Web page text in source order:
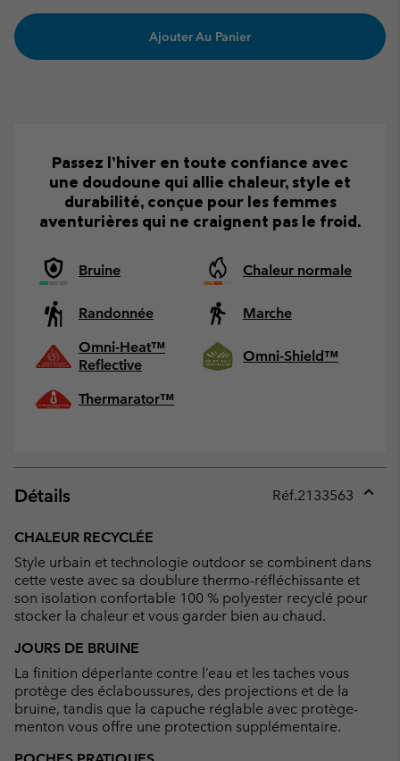
Ajouter Au Panier
Passez l’hiver en toute confiance avec
une doudoune qui allie chaleur, style et
durabilité, conçue pour les femmes
aventurières qui ne craignent pas le froid.
Bruine Chaleur normale
Randonnée
Marche
Omni-Heat™
Reflective
Omni-Shield™
Thermarator™
Détails Réf.2133563
CHALEUR RECYCLÉE
Style urbain et technologie outdoor se combinent dans
cette veste avec sa doublure thermo-réfléchissante et
son isolation confortable 100 % polyester recyclé pour
stocker la chaleur et vous garder bien au chaud.
JOURS DE BRUINE
La finition déperlante contre l’eau et les taches vous
protège des éclaboussures, des projections et de la
bruine, tandis que la capuche réglable avec protège-
menton vous offre une protection supplémentaire.